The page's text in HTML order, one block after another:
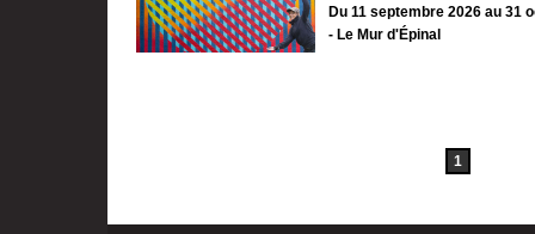
Du 11 septembre 2026 au 31
- Le Mur d'Épinal
1